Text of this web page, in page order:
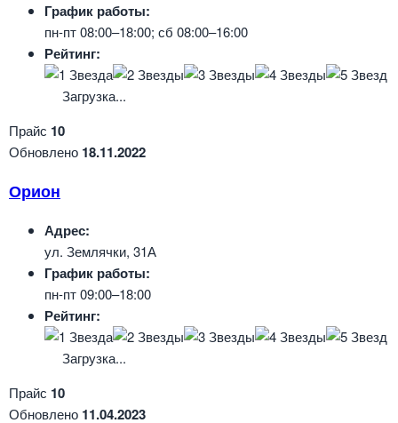
График работы:
пн-пт 08:00–18:00; сб 08:00–16:00
Рейтинг:
Загрузка...
Прайс 10
Обновлено 18.11.2022
Орион
Адрес:
ул. Землячки, 31А
График работы:
пн-пт 09:00–18:00
Рейтинг:
Загрузка...
Прайс 10
Обновлено 11.04.2023